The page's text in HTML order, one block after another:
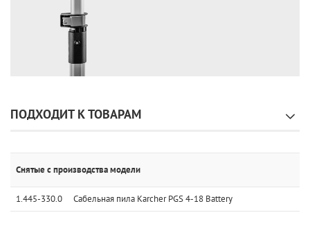
ПОДХОДИТ К ТОВАРАМ
Снятые с производства модели
1.445-330.0 Сабельная пила Karcher PGS 4-18 Battery